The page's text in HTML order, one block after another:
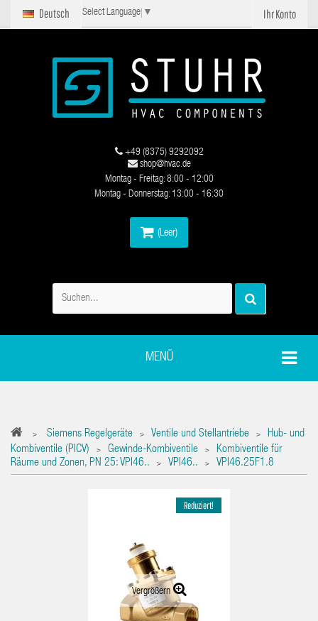
Ihr Konto
Deutsch Select Language ▼
(Leer)
+49 (8375) 9292092
shop@hvac.de
Montag - Freitag: 8:00 - 12:00
Montag - Donnerstag: 13:00 - 16:30
MENÜ
> Siemens Regelgeräte > Ventile und Stellantriebe >
Hub- und
Kombiventile (PICV)
> Gewinde-Kombiventile >
Kombiventile für
Räume und Zonen, PN 25: VPI46..
> VPI46.. > VPI46.25F1.8
Reduziert!
Vergrößern